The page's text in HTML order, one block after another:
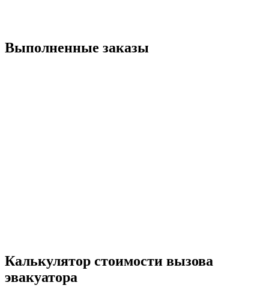
Выполненные заказы
Калькулятор стоимости вызова
эвакуатора